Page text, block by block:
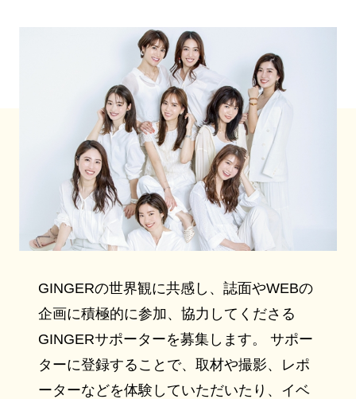
GINGERの世界観に共感し、誌面やWEBの
企画に積極的に参加、協力してくださる
GINGERサポーターを募集します。 サポー
ターに登録することで、取材や撮影、レポ
ーターなどを体験していただいたり、イベ